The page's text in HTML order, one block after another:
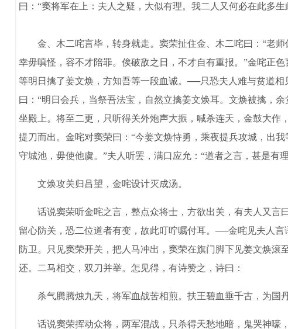
曰：“窦将军在上：夫人之疑，大似有理。我二人又何必在此多
金、木二咤言毕，转身就走。窦荣扯住金、木二咤曰：“老师
幸毋嗔怪，容不才陪罪。俟破敌之日，不才自有重报。”金咤正
等明日擒了姜文焕，方知吾等一段血诚。──只恐夫人难与贫道
曰：“明日会兵，当祭吾法宝，自然立擒姜文焕耳。文焕被擒，
坐殿上。将至二更，只听得关外炮声大振，喊杀连天，金鼓大
提刀而出。金咤对窦荣曰：“今姜文焕恃勇，乘夜提兵攻城，出
守城池，毋使他虞。”夫人听罢，满口应允：“道者之言，甚是有
文焕攻关归吕望，金咤设计灭成汤。
话说窦荣听金咤之言，整点众将士，方欲出关，有夫人又言
留心防关，恐二位道者有变，故此叮咛嘱付耳。──金咤见夫人
防卫。只见窦荣开关，把人马冲出，窦荣在旗门脚下见姜文焕
还。二马相交，双刀并举。怎见得，有诗赞之，诗曰：
杀气腾腾烛九天，将军血战苦相煎。扶王碧血垂千古，为国
话说窦荣挥动众将，两军混战，只杀得天愁地暗，鬼哭神嚎